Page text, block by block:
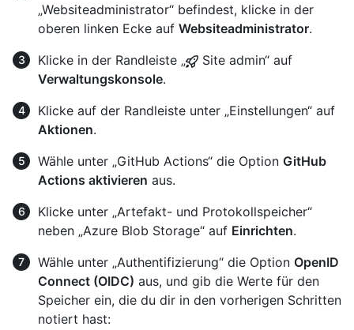
„Websiteadministrator“ befindest, klicke in der
oberen linken Ecke auf Websiteadministrator.
Klicke in der Randleiste „
Site admin“ auf
Verwaltungskonsole.
Klicke auf der Randleiste unter „Einstellungen“ auf
Aktionen.
Wähle unter „GitHub Actions“ die Option GitHub
Actions aktivieren aus.
Klicke unter „Artefakt- und Protokollspeicher“
neben „Azure Blob Storage“ auf Einrichten.
Wähle unter „Authentifizierung“ die Option OpenID
Connect (OIDC) aus, und gib die Werte für den
Speicher ein, die du dir in den vorherigen Schritten
notiert hast: